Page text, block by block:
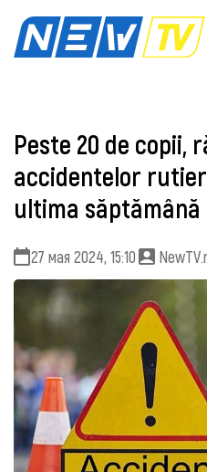
Peste 20 de copii,
accidentelor
ultima săptămână
27 мая 2024, 15:10